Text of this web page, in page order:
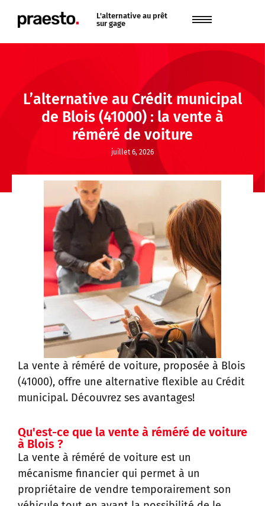
L'alternative au prêt
sur gage
L’alternative au Crédit municipal
de Blois (41000) : la vente à
réméré de voiture
juillet 6, 2026
La vente à réméré de voiture, proposée à Blois
(41000), offre une alternative flexible au Crédit
municipal. Découvrez ses avantages!
Qu'est-ce que la vente à réméré de voiture
à Blois ?
La vente à réméré de voiture est un
mécanisme financier qui permet à un
propriétaire de vendre temporairement son